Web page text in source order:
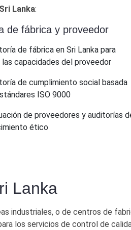
Lanka:
de fábrica y proveedor
de fábrica en Sri Lanka para
capacidades del proveedor
de cumplimiento social basada
ISO 9000
de proveedores y auditorías
ético
Lanka
industriales, o de centros de
los servicios de control de